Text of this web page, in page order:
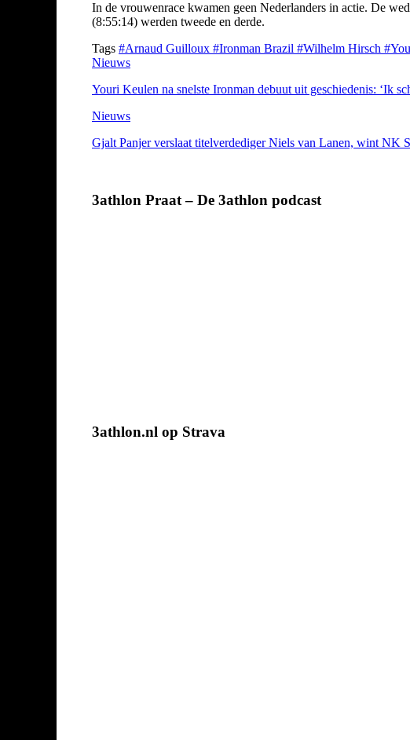
In de vrouwenrace kwamen geen Nederlanders in actie. De
(8:55:14) werden tweede en derde.
Tags #Arnaud Guilloux #Ironman Brazil #Wilhelm Hirsch
Nieuws
Youri Keulen na snelste Ironman debuut uit geschiedenis: ‘Ik
Nieuws
Gjalt Panjer verslaat titelverdediger Niels van Lanen, wint NK
3athlon Praat – De 3athlon podcast
3athlon.nl op Strava